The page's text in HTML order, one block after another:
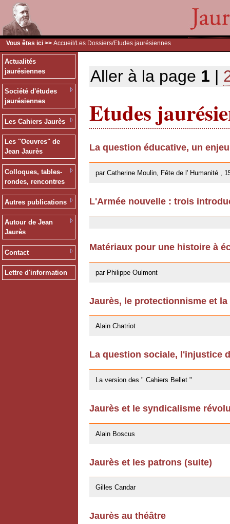
Vous êtes ici >> Accueil /Les Dossiers/Etudes jaurésiennes
Actualités
jaurésiennes
Société d'études
jaurésiennes
Les Cahiers Jaurès
Les "Oeuvres" de
Jean Jaurès
Colloques, tables-
rondes, rencontres
Autres publications
Autour de Jean
Jaurès
Contact
Lettre d'information
Aller à la page 1 |
Etudes
La question éducative, un
par Catherine Moulin, Fête de l' Humanité ,
L'Armée nouvelle : trois
Matériaux pour une histoire à
par Philippe Oulmont
Jaurès, le protectionnisme et
Alain Chatriot
La question sociale, l'injustice
La version des " Cahiers Bellet "
Jaurès et le syndicalisme
Alain Boscus
Jaurès et les patrons (suite)
Gilles Candar
Jaurès au théâtre